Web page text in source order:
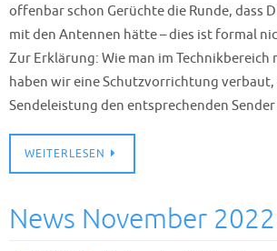
offenbar schon Gerüchte die Runde, dass
mit den Antennen hätte – dies ist formal
Zur Erklärung: Wie man im Technikbereich
haben wir eine Schutzvorrichtung
Sendeleistung den entsprechenden
WEITERLESEN
News November